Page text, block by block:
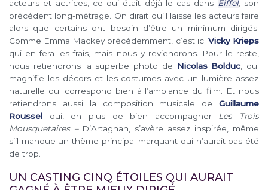
acteurs et actrices, ce qui était déjà le cas dans Eiffel, son
précédent long-métrage. On dirait qu’il laisse les acteurs faire
alors que certains ont besoin d’être un minimum dirigés.
Comme Emma Mackey précédemment, c’est ici Vicky Krieps
qui en fera les frais, mais nous y reviendrons. Pour le reste,
nous retiendrons la superbe photo de Nicolas Bolduc , qui
magnifie les décors et les costumes avec un lumière assez
naturelle qui correspond bien à l’ambiance du film. Et nous
retiendrons aussi la composition musicale de Guillaume
Roussel qui, en plus de bien accompagner
Les Trois
Mousquetaires –D’Artagnan, s’avère assez inspirée, même
s’il manque un thème principal marquant qui n’aurait pas été
de trop.
UN CASTING CINQ ÉTOILES QUI AURAIT